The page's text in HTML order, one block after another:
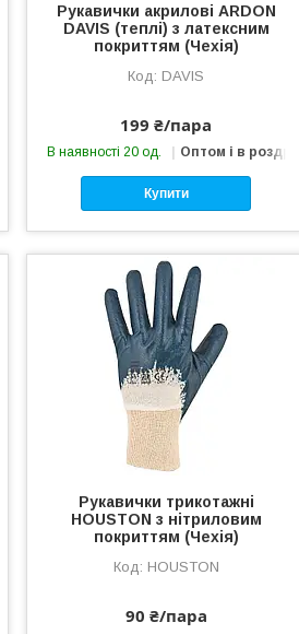
Рукавички акрилові ARDON
DAVIS (теплі) з латексним
покриттям (Чехія)
DAVIS
199 ₴/пара
В наявності 20 од. Оптом і в роздріб
Купити
Рукавички трикотажні
HOUSTON з нітриловим
покриттям (Чехія)
HOUSTON
90 ₴/пара